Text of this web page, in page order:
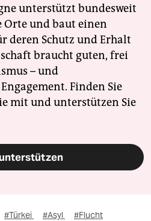
unterstützt bundesweit
Orte und baut einen
deren Schutz und Erhalt
braucht guten, frei
– und
Finden Sie
mit und unterstützen Sie
#Türkei #Asyl #Flucht